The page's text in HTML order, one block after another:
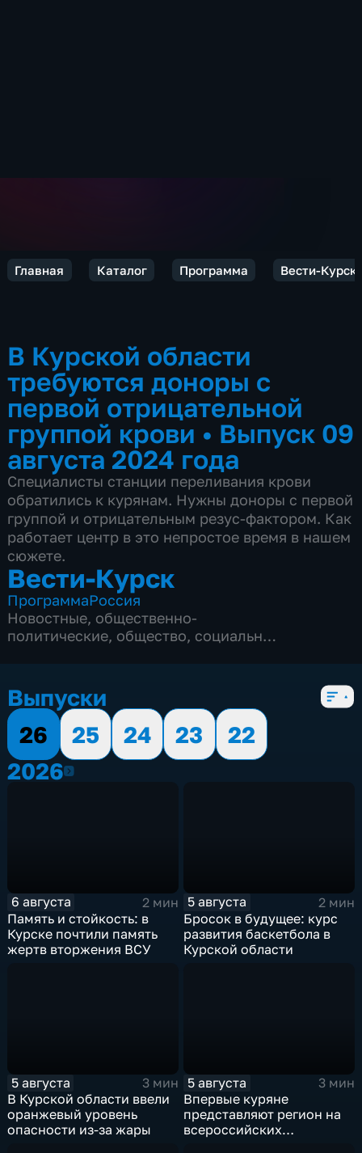
Главная Каталог Программа Вести-Курск
В Курской области
требуются доноры с
первой отрицательной
группой крови • Выпуск 09
августа 2024 года
Специалисты станции переливания крови
обратились к курянам. Нужны доноры с первой
группой и отрицательным резус-фактором. Как
работает центр в это непростое время в нашем
сюжете.
Вести-Курск
ПрограммаРоссия
Новостные, общественно-
политические, общество, социально-
Выпуски
26
25 24 23
22
20262026
6 августа
2 мин
Память и стойкость: в
Курске почтили память
жертв вторжения ВСУ
5 августа
2 мин
Бросок в будущее: курс
развития баскетбола в
Курской области
5 августа
3 мин
В Курской области ввели
оранжевый уровень
опасности из-за жары
5 августа
3 мин
Впервые куряне
представляют регион на
всероссийских